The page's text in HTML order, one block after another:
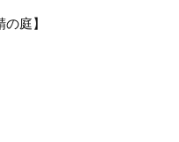
の庭】